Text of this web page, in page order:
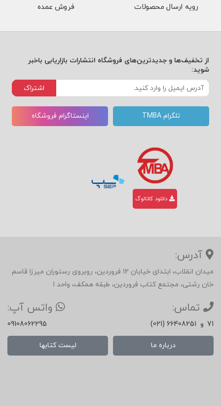
رویه ارسال محصولات فروش عمده
از تخفیف‌ها و جدیدترین‌های فروشگاه انتشارات بازاریابی باخبر
شوید:
اشتراک
تلگرام TMBA اینستاگرام فروشگاه
دانلود کاتالوگ
آدرس:
میدان انقلاب، ابتدای خیابان 12 فروردین، روبروی رستوران میرزا قاسم
خان رشتی، مجتمع کتاب فروردین، طبقه همکف، واحد 1
تماس:
(021) 66408251 و 71
واتس آپ:
09108062295
درباره ما لیست کتابها